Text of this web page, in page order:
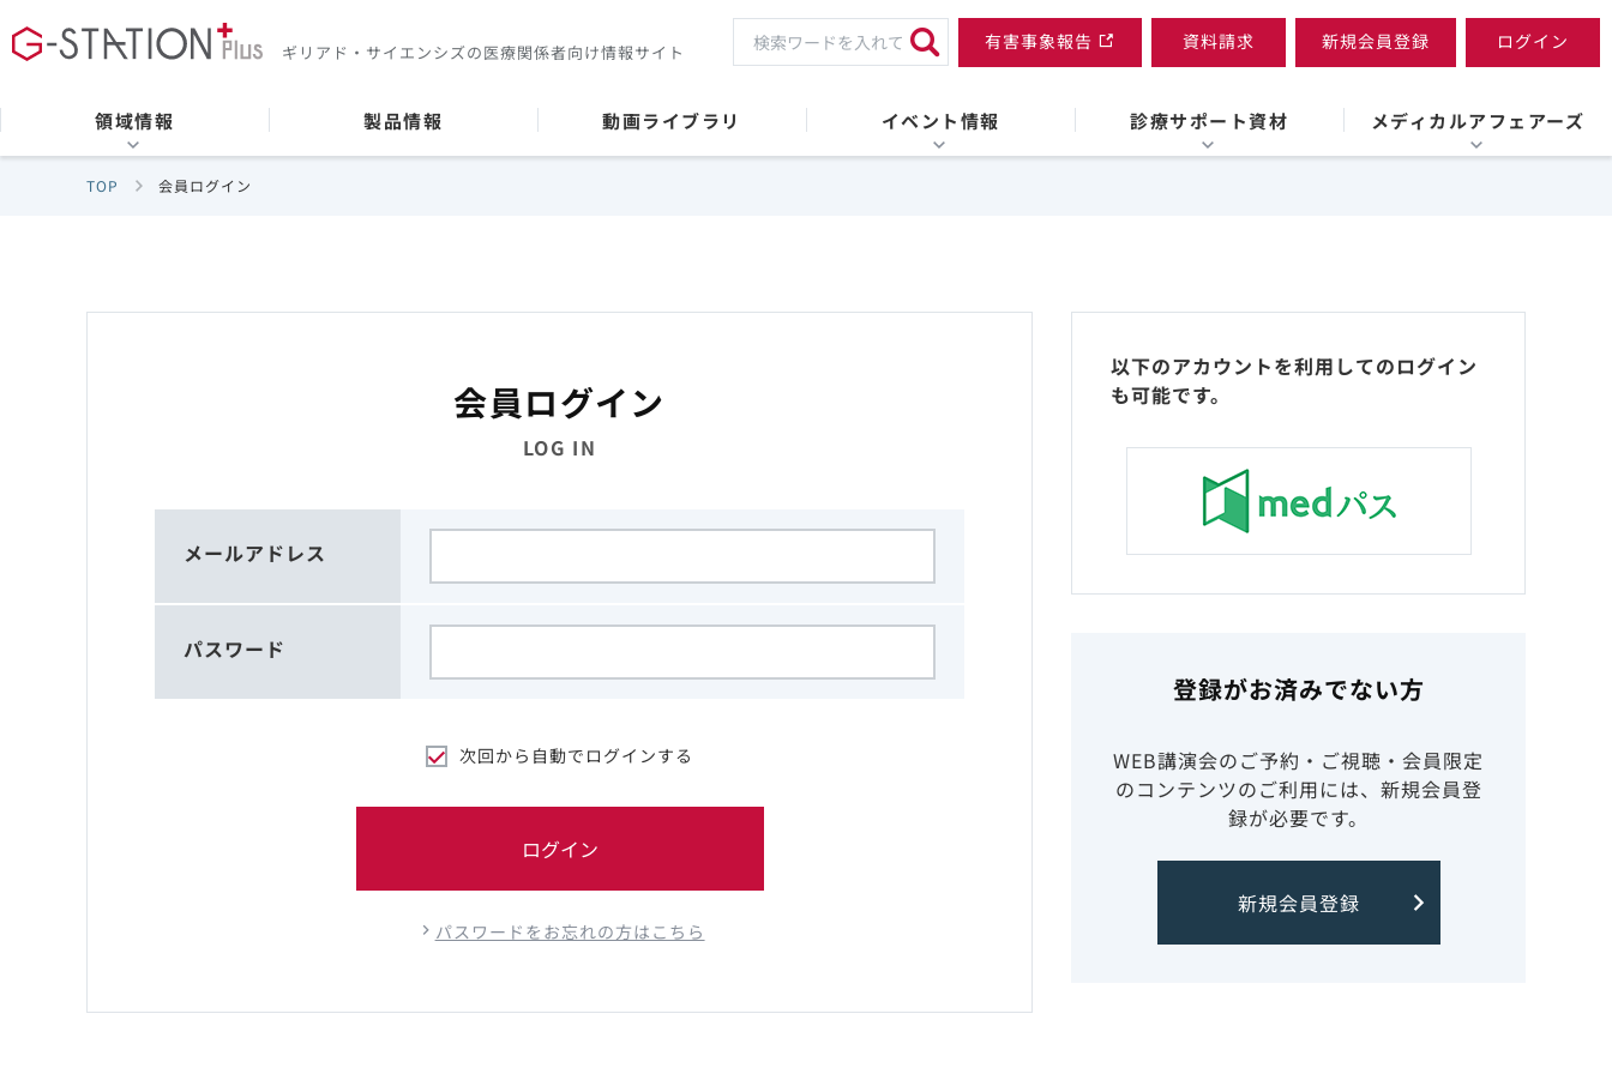
ギリアド・サイエンシズの医療関係者向け情報サイト 有害事象報告 資料請求 新規会員登録 ログイン
領域情報 製品情報 動画ライブラリ イベント情報 診療サポート資材 メディカルアフェアーズ
TOP 会員ログイン
会員ログイン
LOG IN
メールアドレス
パスワード
次回から自動でログインする
ログイン
パスワードをお忘れの方はこちら
以下のアカウントを利用してのログイン
も可能です。
登録がお済みでない方
WEB講演会のご予約・ご視聴・会員限定
のコンテンツのご利用には、新規会員登
録が必要です。
新規会員登録